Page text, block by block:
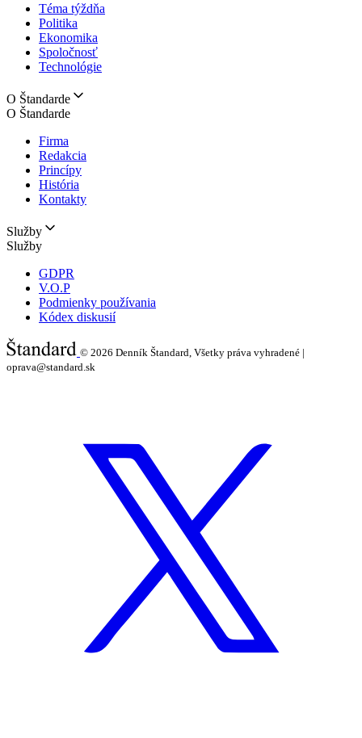
Téma týždňa
Politika
Ekonomika
Spoločnosť
Technológie
O Štandarde
O Štandarde
Firma
Redakcia
Princípy
História
Kontakty
Služby
Služby
GDPR
V.O.P
Podmienky používania
Kódex diskusií
© 2026 Denník Štandard, Všetky práva vyhradené |
oprava@standard.sk